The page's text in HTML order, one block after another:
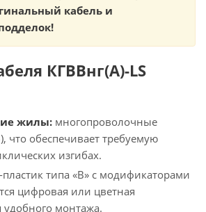
кабель и
КГВВнг(А)-LS
жилы: многопроволочные
что обеспечивает требуемую
изгибах.
типа «В» с модификаторами
цифровая или цветная
удобного монтажа.